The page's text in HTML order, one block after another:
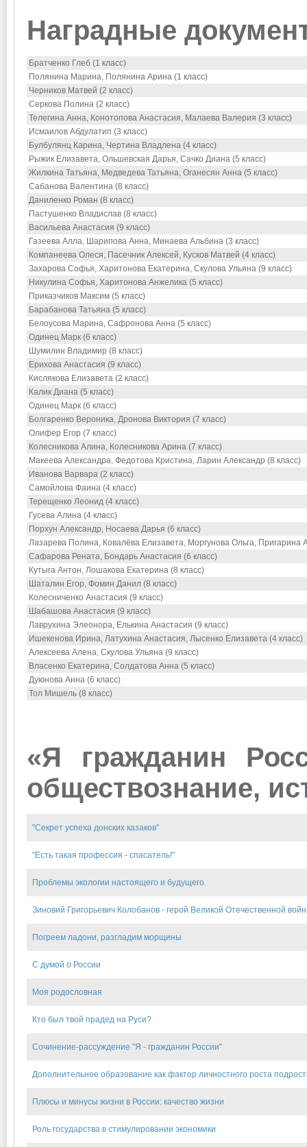
Наградные
Братченко Глеб (1 класс)
Полянина Марина, Полянина Арина (1 класс)
Черников Матвей (2 класс)
Серкова Полина (2 класс)
Телегина Анна, Конотопова Анастасия, Малаева Валерия (3 класс)
Исмаилов Абдулатип (3 класс)
Булбулянц Карина, Чертина Владлена (4 класс)
Рыжик Елизавета, Ольшевская Дарья, Сачко Диана (5 класс)
Жилкина Татьяна, Медведева Татьяна, Оганесян Анна (5 класс)
Сабанова Валентина (8 класс)
Даниленко Роман (8 класс)
Пастушенко Владислав (8 класс)
Васильева Анастасия (9 класс)
Газеева Алла, Шарипова Анна, Минаева Альбина (3 класс)
Компанеева Олеся, Пасечник Алексей, Кусков Матвей (4 класс)
Захарова Софья, Харитонова Екатерина, Скулова Ульяна (9 класс)
Никулина Софья, Харитонова Анжелика (5 класс)
Приказчиков Максим (5 класс)
Барабанова Татьяна (5 класс)
Белоусова Марина, Сафронова Анна (5 класс)
Одинец Марк (6 класс)
Шумилин Владимир (8 класс)
Ерихова Анастасия (9 класс)
Кислякова Елизавета (2 класс)
Калик Диана (5 класс)
Одинец Марк (6 класс)
Болгаренко Вероника, Дронова Виктория (7 класс)
Олифер Егор (7 класс)
Колесникова Алина, Колесникова Арина (7 класс)
Макеева Александра, Федотова Кристина, Ларин Александр (8 класс)
Иванова Варвара (2 класс)
Самойлова Фаина (4 класс)
Терещенко Леонид (4 класс)
Гусева Алина (4 класс)
Порхун Александр, Носаева Дарья (6 класс)
Лазарева Полина, Ковалёва Елизавета, Моргунова Ольга, Пригарина
Сафарова Рената, Бондарь Анастасия (6 класс)
Кутыга Антон, Лошакова Екатерина (8 класс)
Шаталин Егор, Фомин Данил (8 класс)
Колесниченко Анастасия (9 класс)
Шабашова Анастасия (9 класс)
Лаврухина Элеонора, Елькина Анастасия (9 класс)
Ишекенова Ирина, Латухина Анастасия, Лысенко Елизавета (4 класс)
Алексеева Алена, Скулова Ульяна (9 класс)
Власенко Екатерина, Солдатова Анна (5 класс)
Дуюнова Анна (6 класс)
Тол Мишель (8 класс)
«Я гражданин
обществознание,
"Секрет успеха донских казаков"
"Есть такая профессия - спасатель!"
Проблемы экологии настоящего и будущего.
Зиновий Григорьевич Колобанов - герой Великой Отечественной
Погреем ладони, разгладим морщины
С думой о России
Моя родословная
Кто был твой прадед на Руси?
Сочинение-рассуждение "Я - гражданин России"
Дополнительное образование как фактор личностного роста
Плюсы и минусы жизни в России: качество жизни
Роль государства в стимулировании экономики